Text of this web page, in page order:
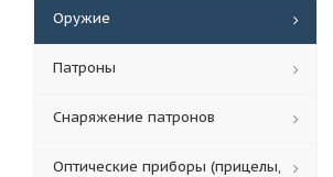
Оружие
Патроны
Снаряжение патронов
Оптические приборы (прицелы,